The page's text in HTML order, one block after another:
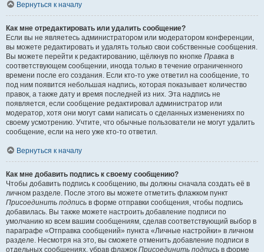
Вернуться к началу
Как мне отредактировать или удалить сообщение?
Если вы не являетесь администратором или модератором конференции,
вы можете редактировать и удалять только свои собственные сообщения.
Вы можете перейти к редактированию, щёлкнув по кнопке Правка в
соответствующем сообщении, иногда только в течение ограниченного
времени после его создания. Если кто-то уже ответил на сообщение, то
под ним появится небольшая надпись, которая показывает количество
правок, а также дату и время последней из них. Эта надпись не
появляется, если сообщение редактировал администратор или
модератор, хотя они могут сами написать о сделанных изменениях по
своему усмотрению. Учтите, что обычные пользователи не могут удалить
сообщение, если на него уже кто-то ответил.
Вернуться к началу
Как мне добавить подпись к своему сообщению?
Чтобы добавить подпись к сообщению, вы должны сначала создать её в
личном разделе. После этого вы можете отметить флажком пункт
Присоединить подпись в форме отправки сообщения, чтобы подпись
добавилась. Вы также можете настроить добавление подписи по
умолчанию ко всем вашим сообщениям, сделав соответствующий выбор в
параграфе «Отправка сообщений» пункта «Личные настройки» в личном
разделе. Несмотря на это, вы сможете отменить добавление подписи в
отдельных сообщениях, убрав флажок Присоединить подпись в форме